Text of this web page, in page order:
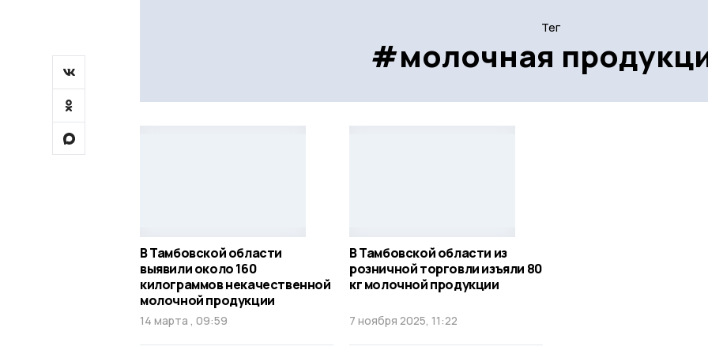
Тег
#молочная
В Тамбовской области
выявили около 160
килограммов некачественной
молочной продукции
14 марта , 09:59
В Тамбовской области из
розничной торговли изъяли 80
кг молочной продукции
7 ноября 2025, 11:22